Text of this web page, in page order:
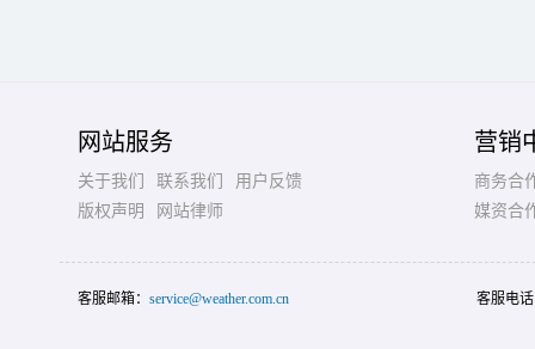
网站服务
关于我们 联系我们
用户反馈
版权声明
网站律师
营销
商务合
媒资合
客服邮箱： service@weather.com.cn 客服电